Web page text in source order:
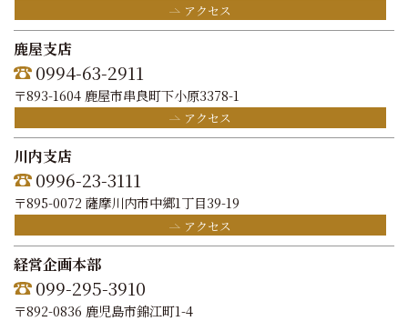
アクセス
鹿屋支店
0994-63-2911
〒893-1604 鹿屋市串良町下小原3378-1
アクセス
川内支店
0996-23-3111
〒895-0072 薩摩川内市中郷1丁目39-19
アクセス
経営企画本部
099-295-3910
〒892-0836 鹿児島市錦江町1-4